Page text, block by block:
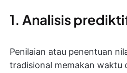
1. Analisis
Penilaian atau penentuan
tradisional memakan waktu